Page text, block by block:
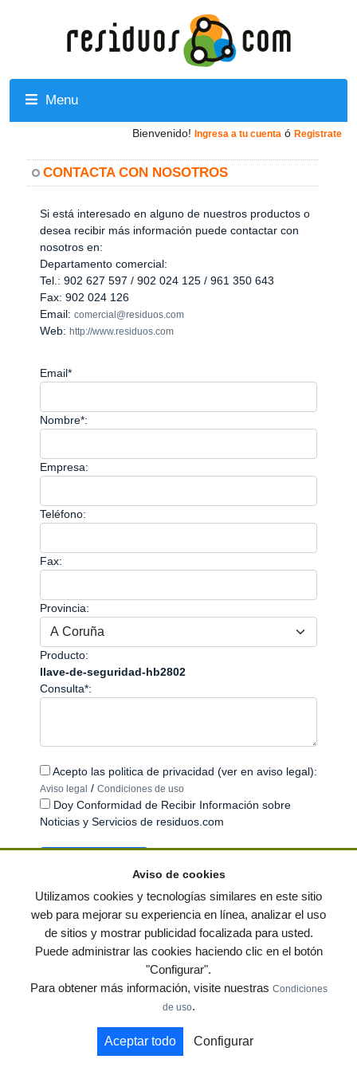
Menu
Bienvenido! Ingresa a tu cuenta ó Registrate
CONTACTA CON NOSOTROS
Si está interesado en alguno de nuestros productos o
desea recibir más información puede contactar con
nosotros en:
Departamento comercial:
Tel.: 902 627 597 / 902 024 125 / 961 350 643
Fax: 902 024 126
Email: comercial@residuos.com
Web: http://www.residuos.com
Email*
Nombre*:
Empresa:
Teléfono:
Fax:
Provincia:
Producto:
llave-de-seguridad-hb2802
Consulta*:
Acepto las politica de privacidad (ver en aviso legal):
Aviso legal / Condiciones de uso
Doy Conformidad de Recibir Información sobre
Noticias y Servicios de residuos.com
© residuos.com - Todos los derechos reservados Política de privacidad
Condiciones de uso|Contacto|Editores| Mapa web|Preguntas frecuentes
Publica tus anuncios gratis!
Muebles de terraza y jardin Notas de prensa
by
Aviso de cookies
Utilizamos cookies y tecnologías similares en este sitio
web para mejorar su experiencia en línea, analizar el uso
de sitios y mostrar publicidad focalizada para usted.
Puede administrar las cookies haciendo clic en el botón
"Configurar".
Para obtener más información, visite nuestras Condiciones
de uso.
Aceptar todo Configurar